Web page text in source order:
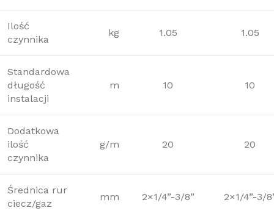
Ilość
czynnika
kg 1.05 1.05
Standardowa
długość
instalacji
m 10 10
Dodatkowa
ilość
czynnika
g/m 20 20
Średnica rur
ciecz/gaz
mm 2×1/4”-3/8” 2×1/4”-3/